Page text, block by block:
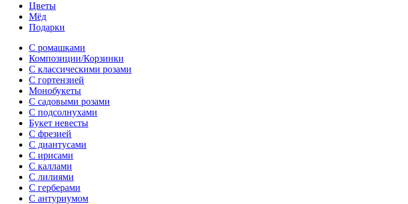
Цветы
Мёд
Подарки
С ромашками
Композиции/Корзинки
С классическими розами
С гортензией
Монобукеты
С садовыми розами
С подсолнухами
Букет невесты
С фрезией
С диантусами
С ирисами
С каллами
C лилиями
С герберами
С антуриумом